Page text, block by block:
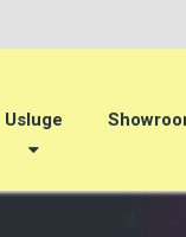
Usluge